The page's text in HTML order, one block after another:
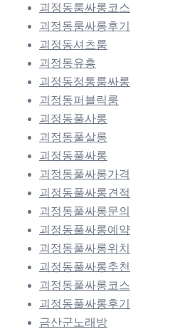
괴정동룸싸롱코스
괴정동룸싸롱후기
괴정동셔츠룸
괴정동유흥
괴정동정통룸싸롱
괴정동퍼블릭룸
괴정동풀사롱
괴정동풀살롱
괴정동풀싸롱
괴정동풀싸롱가격
괴정동풀싸롱견적
괴정동풀싸롱문의
괴정동풀싸롱예약
괴정동풀싸롱위치
괴정동풀싸롱추천
괴정동풀싸롱코스
괴정동풀싸롱후기
금산군노래방